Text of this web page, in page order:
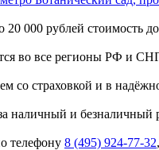
20 000 рублей стоимость
во все регионы РФ и
со страховкой и в
наличный и безналичный
телефону 8 (495) 924-77-32,